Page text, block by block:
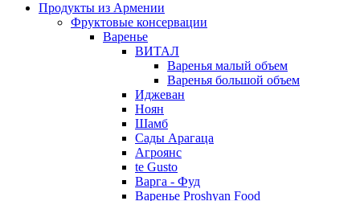
Продукты из Армении
Фруктовые консервации
Варенье
ВИТАЛ
Варенья малый объем
Варенья большой объем
Иджеван
Ноян
Шамб
Сады Арагаца
Агроянс
te Gusto
Варга - Фуд
Варенье Proshyan Food